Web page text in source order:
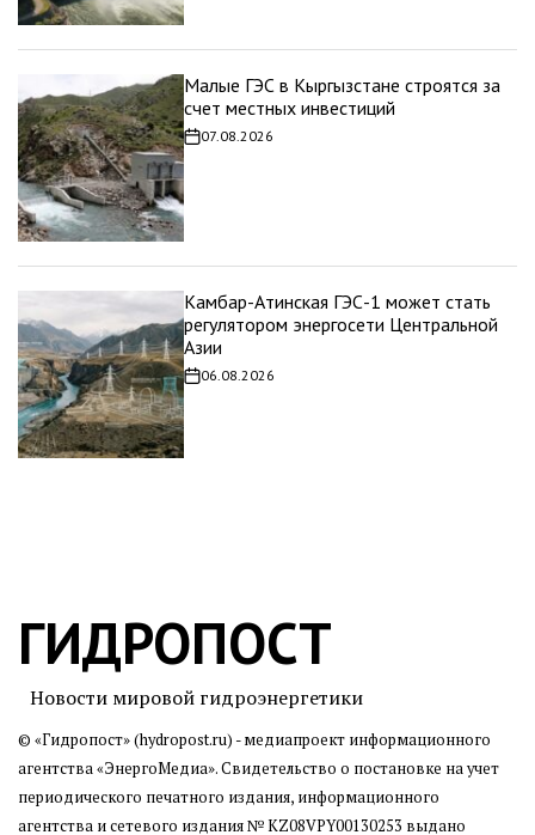
Малые ГЭС в Кыргызстане строятся за
счет местных инвестиций
Дата
записи
07.08.2026
Камбар-Атинская ГЭС-1 может стать
регулятором энергосети Центральной
Азии
Дата
записи
06.08.2026
ГИДРОПОСТ
Новости мировой гидроэнергетики
© «Гидропост» (hydropost.ru) - медиапроект информационного
агентства«ЭнергоМедиа». Свидетельство о постановке на учет
периодического печатного издания, информационного
агентства и сетевого издания № KZ08VPY00130253 выдано